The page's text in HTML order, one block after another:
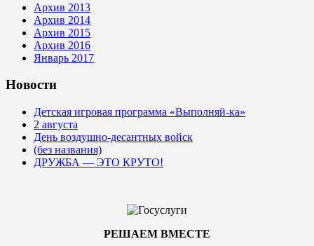
Архив 2013
Архив 2014
Архив 2015
Архив 2016
Январь 2017
Новости
Детская игровая программа «Выполняй-ка»
2 августа
День воздушно-десантных войск
(без названия)
ДРУЖБА — ЭТО КРУТО!
РЕШАЕМ ВМЕСТЕ